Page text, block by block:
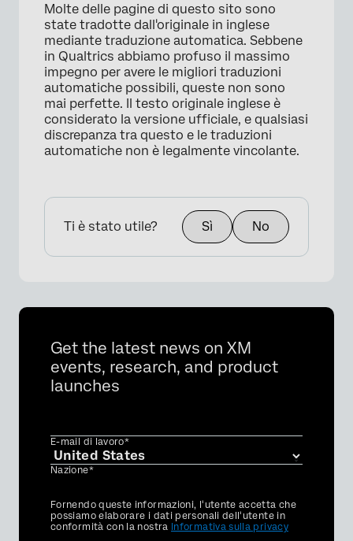
×
Molte delle pagine di questo sito sono
state tradotte dall'originale in inglese
mediante traduzione automatica. Sebbene
in Qualtrics abbiamo profuso il massimo
impegno per avere le migliori traduzioni
automatiche possibili, queste non sono
mai perfette. Il testo originale inglese è
considerato la versione ufficiale, e qualsiasi
discrepanza tra questo e le traduzioni
automatiche non è legalmente vincolante.
Ti è stato utile? Sì No
Get the latest news on XM
events, research, and product
launches
E-mail di lavoro*
Nazione*
Privacy
Optin
Fornendo queste informazioni, l'utente accetta che
possiamo elaborare i dati personali dell'utente in
conformità con la nostra Informativa sulla privacy